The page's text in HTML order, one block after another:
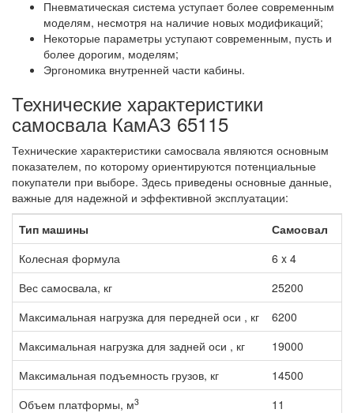
Пневматическая система уступает более современным
моделям, несмотря на наличие новых модификаций;
Некоторые параметры уступают современным, пусть и
более дорогим, моделям;
Эргономика внутренней части кабины.
Технические характеристики
самосвала КамАЗ 65115
Технические характеристики самосвала являются основным
показателем, по которому ориентируются потенциальные
покупатели при выборе. Здесь приведены основные данные,
важные для надежной и эффективной эксплуатации:
Тип машины
Самосвал
Колесная формула
6 x 4
Вес самосвала, кг
25200
Максимальная нагрузка для передней оси , кг
6200
Максимальная нагрузка для задней оси , кг
19000
Максимальная подъемность грузов, кг
14500
Объем платформы, м3
11